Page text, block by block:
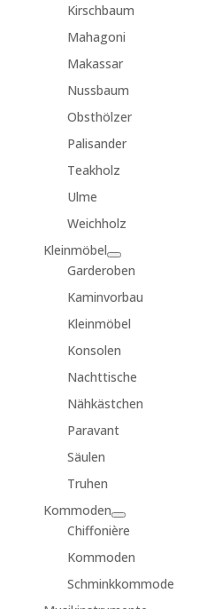
Kirschbaum
Mahagoni
Makassar
Nussbaum
Obsthölzer
Palisander
Teakholz
Ulme
Weichholz
Kleinmöbel
Garderoben
Kaminvorbau
Kleinmöbel
Konsolen
Nachttische
Nähkästchen
Paravant
Säulen
Truhen
Kommoden
Chiffonière
Kommoden
Schminkkommode